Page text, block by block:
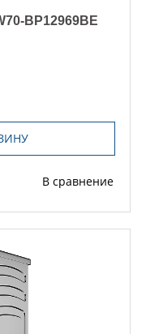
BP12969BE
В сравнение